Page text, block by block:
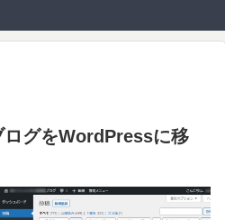
グをWordPressに移